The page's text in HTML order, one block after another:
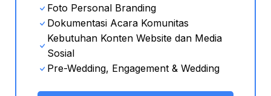
Foto Personal Branding
Dokumentasi Acara Komunitas
Kebutuhan Konten Website dan Media
Sosial
Pre-Wedding, Engagement & Wedding